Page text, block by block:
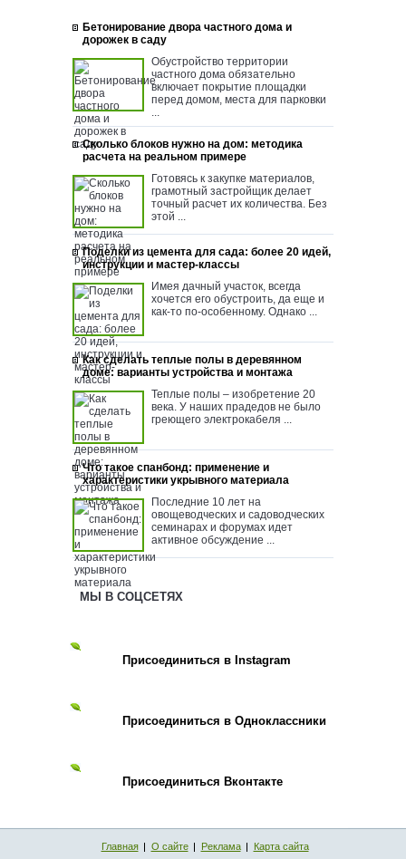
Бетонирование двора частного дома и
дорожек в саду
Обустройство территории
частного дома обязательно
включает покрытие площадки
перед домом, места для парковки
Сколько блоков нужно на дом: методика
расчета на реальном примере
Готовясь к закупке материалов,
грамотный застройщик делает
точный расчет их количества. Без
этой ...
Поделки из цемента для сада: более 20 идей,
инструкции и мастер-классы
Имея дачный участок, всегда
хочется его обустроить, да еще и
как-то по-особенному. Однако ...
Как сделать теплые полы в деревянном
доме: варианты устройства и монтажа
Теплые полы – изобретение 20
века. У наших прадедов не было
греющего электрокабеля ...
Что такое спанбонд: применение и
характеристики укрывного материала
Последние 10 лет на
овощеводческих и садоводческих
семинарах и форумах идет
активное обсуждение ...
МЫ В СОЦСЕТЯХ
Присоединиться в Instagram
Присоединиться в Одноклассники
Присоединиться Вконтакте
Главная О сайте Реклама Карта сайта